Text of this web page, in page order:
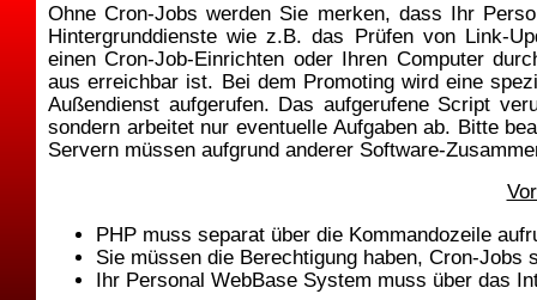
Ohne Cron-Jobs werden Sie merken, dass Ihr
Hintergrunddienste wie z.B. das Prüfen von Link-
einen Cron-Job-Einrichten oder Ihren Computer
aus erreichbar ist. Bei dem Promoting wird eine
Außendienst aufgerufen. Das aufgerufene Script
sondern arbeitet nur eventuelle Aufgaben ab. Bitte
Servern müssen aufgrund anderer Software-
PHP muss separat über die Kommandozeile
Sie müssen die Berechtigung haben, Cron-Jobs
Ihr Personal WebBase System muss über das